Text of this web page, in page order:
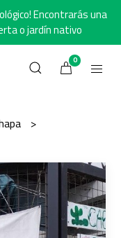
Encontrarás una
o jardín nativo
0